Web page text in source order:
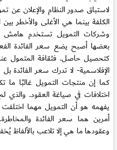
لاستباق صدور النظام والإعلان عن
الكلفة بينما هي الأغلى والأخطر
وشركات التمويل تستخدم هامش
بعضها أصبح يضع سعر الفائدة
كتحصيل حاصل. فثقافة المتمول
الإفلاسمية- لا تدرك سعر الفائدة
كما إن منتجات التمويل غالبًا ما
اختلافات في صياغة العقود.
يفهمه هو أن التمويل مهما
أمرين هما سعر الفائدة
وعقودها ما هي إلا تلاعب بالألفاظ